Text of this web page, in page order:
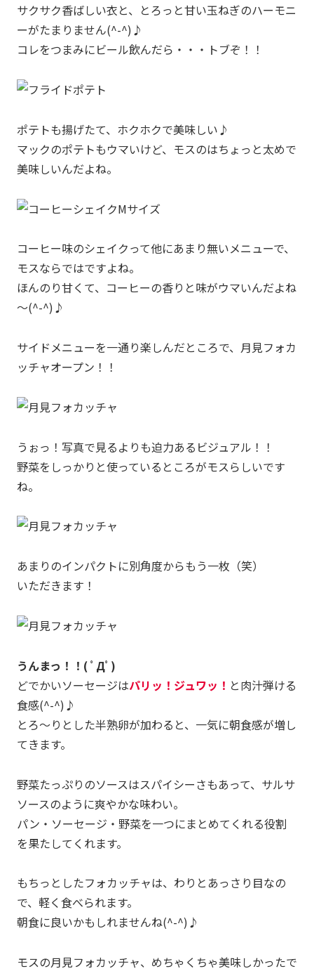
サクサク香ばしい衣と、とろっと甘い玉ねぎのハーモニ
ーがたまりません(^-^)♪
コレをつまみにビール飲んだら・・・トブぞ！！
ポテトも揚げたて、ホクホクで美味しい♪
マックのポテトもウマいけど、モスのはちょっと太めで
美味しいんだよね。
コーヒー味のシェイクって他にあまり無いメニューで、
モスならではですよね。
ほんのり甘くて、コーヒーの香りと味がウマいんだよね
～(^-^)♪
サイドメニューを一通り楽しんだところで、月見フォカ
ッチャオープン！！
うぉっ！写真で見るよりも迫力あるビジュアル！！
野菜をしっかりと使っているところがモスらしいです
ね。
あまりのインパクトに別角度からもう一枚（笑）
いただきます！
うんまっ！！( ﾟДﾟ)
どでかいソーセージはパリッ！ジュワッ！ と肉汁弾ける
食感(^-^)♪
とろ～りとした半熟卵が加わると、一気に朝食感が増し
てきます。
野菜たっぷりのソースはスパイシーさもあって、サルサ
ソースのように爽やかな味わい。
パン・ソーセージ・野菜を一つにまとめてくれる役割
を果たしてくれます。
もちっとしたフォカッチャは、わりとあっさり目なの
で、軽く食べられます。
朝食に良いかもしれませんね(^-^)♪
モスの月見フォカッチャ、めちゃくちゃ美味しかったで